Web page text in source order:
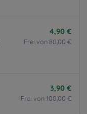
4,90 €
Frei von 80,00 €
3,90 €
Frei von 100,00 €